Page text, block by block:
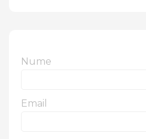
Nume
Email